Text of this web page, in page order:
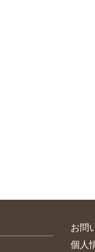
お問
個人